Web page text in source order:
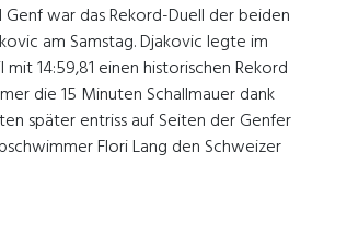
war das Rekord-Duell der beiden
am Samstag. Djakovic legte im
14:59,81 einen historischen Rekord
die 15 Minuten Schallmauer dank
später entriss auf Seiten der Genfer
Flori Lang den Schweizer